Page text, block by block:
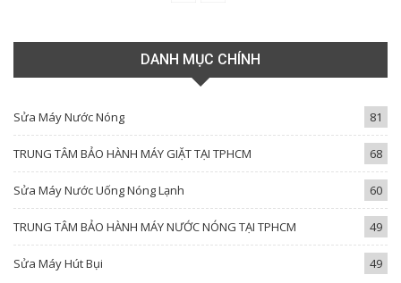
DANH MỤC CHÍNH
Sửa Máy Nước Nóng 81
TRUNG TÂM BẢO HÀNH MÁY GIẶT TẠI TPHCM 68
Sửa Máy Nước Uống Nóng Lạnh 60
TRUNG TÂM BẢO HÀNH MÁY NƯỚC NÓNG TẠI TPHCM 49
Sửa Máy Hút Bụi 49